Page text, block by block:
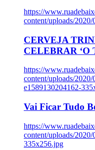
https://
content/uploads/
CERVEJA
CELEBRAR ‘O
https://
content/uploads/
e1589130204162-
Vai Ficar Tudo
https://
content/uploads/
335x256.jpg